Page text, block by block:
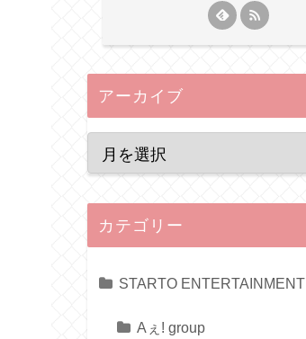
アーカイブ
カテゴリー
STARTO ENTERTAINMENT
Aぇ! group